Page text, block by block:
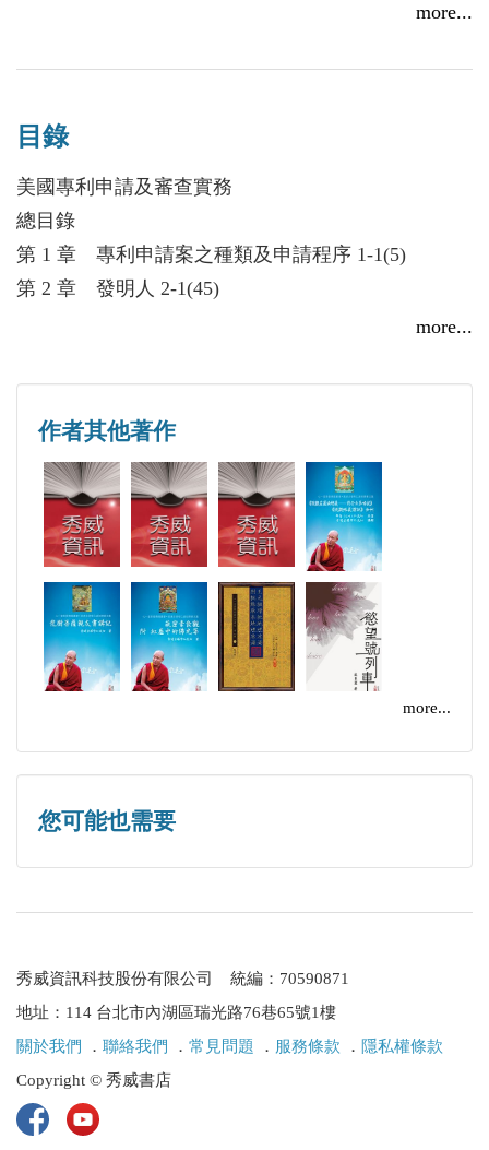
美國專利申請實務經驗10年
more...
目錄
美國專利申請及審查實務
總目錄
第 1 章 專利申請案之種類及申請程序 1-1(5)
第 2 章 發明人 2-1(45)
第 5 章 說明書之內容與格式 5-1(111)
第 6 章 主張國外優先權 6-1(167)
第 7 章 暫時申請案 7-1(183)
第 8 章 核准前公告與法定發明註冊（SIR） 8-
1(193)
第 9 章 專利申請案之審查 9-1(211)
第10章 限制／選擇實務 10-1(231)
第11章 揭露性與請求項之界定 11-1(245)
第12章 新穎性與權利喪失 12-1(309)
第13章 非顯而易見性 13-1(339)
第17章 利用宣誓書克服核駁理由 17-1(467)
第18章 新事項 18-1(507)
第21章 核准、領證及專利權之維護 21-1(587)
第22章 專利證書之修正及棄權聲明書 22-1(607)
第23章 再發證程序 23-1(627)
第24章 再審查程序 24-1(655)
第25章 抵觸程序 25-1(685)
第26章 揭露義務與IDS 26-1(701)
more...
作者其他著作
more...
您可能也需要
秀威資訊科技股份有限公司 統編：70590871
地址：114 台北市內湖區瑞光路76巷65號1樓
關於我們
． 聯絡我們 ． 常見問題 ． 服務條款 ． 隱私權條款
Copyright © 秀威書店